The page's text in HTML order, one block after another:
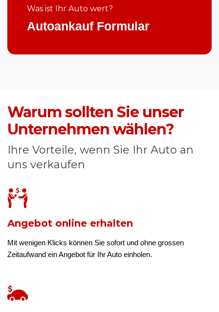
Was ist Ihr Auto wert?
Autoankauf Formular
Warum sollten Sie unser
Unternehmen wählen?
Ihre Vorteile, wenn Sie Ihr Auto an
uns verkaufen
Angebot online erhalten
Mit wenigen Klicks können Sie sofort und ohne grossen
Zeitaufwand ein Angebot für Ihr Auto einholen.